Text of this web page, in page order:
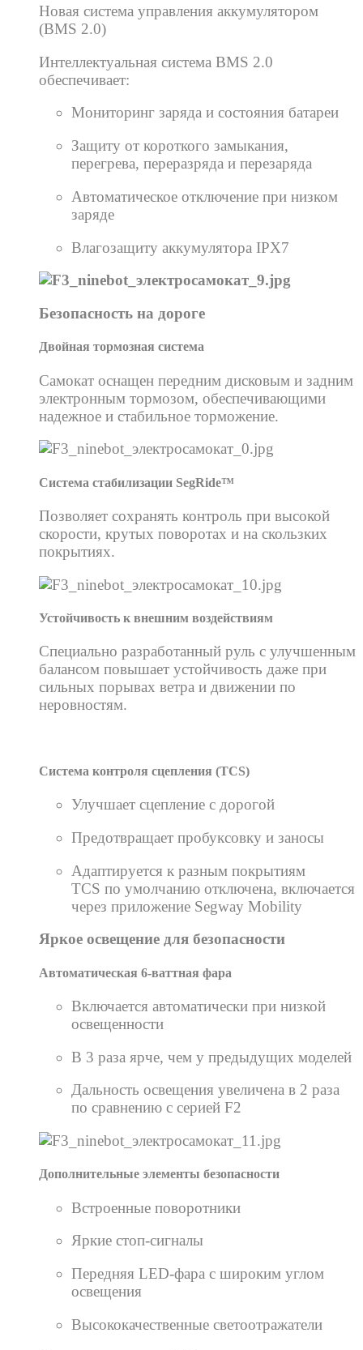
Новая система управления аккумулятором
(BMS 2.0)
Интеллектуальная система BMS 2.0
обеспечивает:
Мониторинг заряда и состояния батареи
Защиту от короткого замыкания,
перегрева, переразряда и перезаряда
Автоматическое отключение при низком
заряде
Влагозащиту аккумулятора IPX7
Безопасность на дороге
Двойная тормозная система
Самокат оснащен передним дисковым и задним
электронным тормозом, обеспечивающими
надежное и стабильное торможение.
Система стабилизации SegRide™
Позволяет сохранять контроль при высокой
скорости, крутых поворотах и на скользких
покрытиях.
Устойчивость к внешним воздействиям
Специально разработанный руль с улучшенным
балансом повышает устойчивость даже при
сильных порывах ветра и движении по
неровностям.
Система контроля сцепления (TCS)
Улучшает сцепление с дорогой
Предотвращает пробуксовку и заносы
Адаптируется к разным покрытиям
TCS по умолчанию отключена, включается
через приложение Segway Mobility
Яркое освещение для безопасности
Автоматическая 6-ваттная фара
Включается автоматически при низкой
освещенности
В 3 раза ярче, чем у предыдущих моделей
Дальность освещения увеличена в 2 раза
по сравнению с серией F2
Дополнительные элементы безопасности
Встроенные поворотники
Яркие стоп-сигналы
Передняя LED-фара с широким углом
освещения
Высококачественные светоотражатели